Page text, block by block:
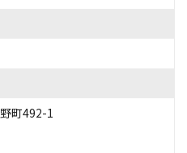
町492-1